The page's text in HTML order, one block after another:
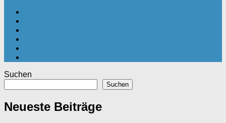
Suchen
Suchen
Neueste Beiträge